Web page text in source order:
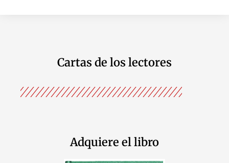
Cartas de los lectores
Adquiere el libro